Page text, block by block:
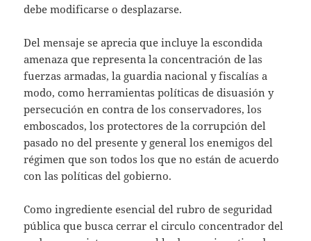
debe modificarse o desplazarse.
Del mensaje se aprecia que incluye la escondida
amenaza que representa la concentración de las
fuerzas armadas, la guardia nacional y fiscalías a
modo, como herramientas políticas de disuasión y
persecución en contra de los conservadores, los
emboscados, los protectores de la corrupción del
pasado no del presente y general los enemigos del
régimen que son todos los que no están de acuerdo
con las políticas del gobierno.
Como ingrediente esencial del rubro de seguridad
pública que busca cerrar el circulo concentrador del